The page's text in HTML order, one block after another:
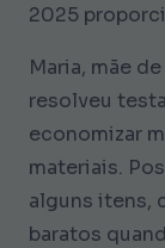
2025
Maria, mãe
resolveu
economizar
materiais.
alguns itens,
baratos